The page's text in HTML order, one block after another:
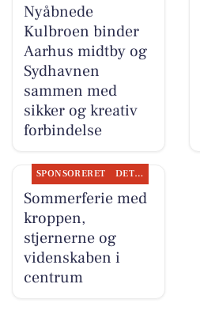
Nyåbnede
Kulbroen binder
Aarhus midtby og
Sydhavnen
sammen med
sikker og kreativ
forbindelse
SPONSORERET DET SKER
Sommerferie med
kroppen,
stjernerne og
videnskaben i
centrum